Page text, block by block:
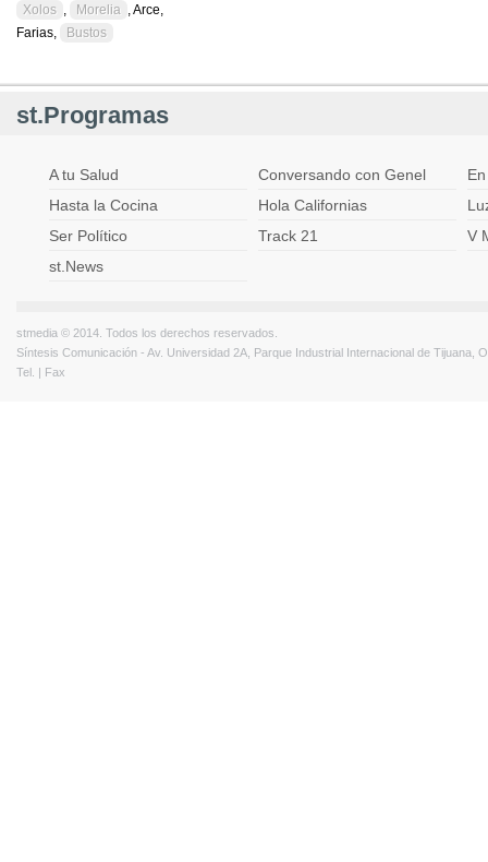
Xolos , Morelia , Arce,
Farias,
Bustos
st.Programas
A tu Salud Conversando con Genel
Hasta la Cocina
Hola Californias
Ser Político
Track 21
V
st.News
stmedia © 2014. Todos los derechos reservados.
Síntesis Comunicación - Av. Universidad 2A, Parque Industrial Internacional de Tijuana,
Tel. | Fax